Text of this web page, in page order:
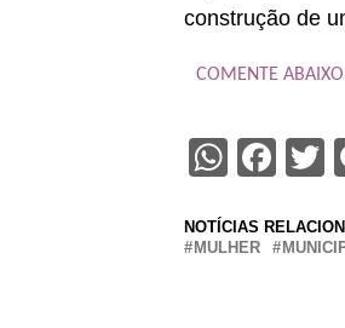
construção de
COMENTE
NOTÍCIAS
MULHER